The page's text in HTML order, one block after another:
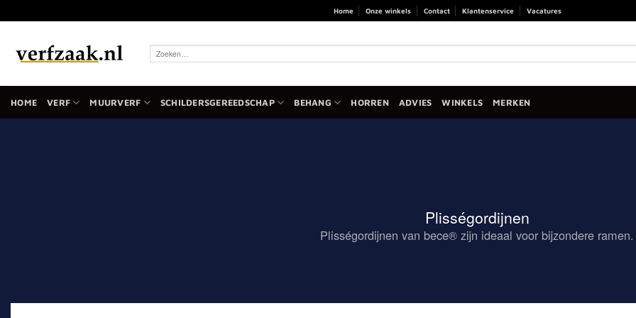
naar
Home Onze winkels Contact Klantenservice Vacatures
Zoeken
naar:
HOME VERF MUURVERF SCHILDERSGEREEDSCHAP BEHANG HORREN ADVIES WINKELS MERKEN
Plisségordijnen
Plisségordijnen van bece® zijn ideaal voor bijzondere ramen.